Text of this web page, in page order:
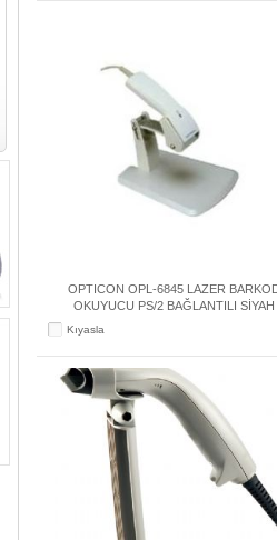
OPTICON OPL-6845 LAZER
OKUYUCU PS/2 BAĞLANTILI SİYAH
Kıyasla